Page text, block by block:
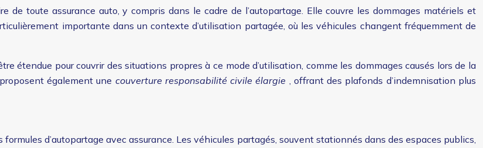
toute assurance auto, y compris dans le cadre de l’autopartage. Elle couvre les dommages matériels et
importante dans un contexte d’utilisation partagée, où les véhicules changent fréquemment de
étendue pour couvrir des situations propres à ce mode d’utilisation, comme les dommages causés lors de la
également une couverture responsabilité civile élargie , offrant des plafonds d’indemnisation plus
d’autopartage avec assurance. Les véhicules partagés, souvent stationnés dans des espaces publics,